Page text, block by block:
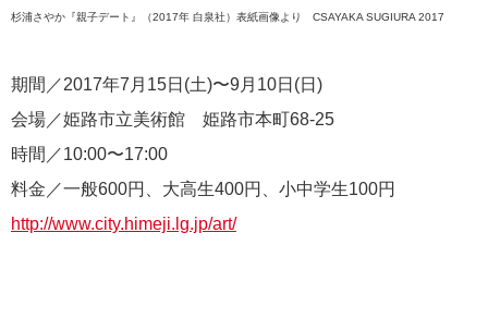
杉浦さやか『親子デート』（2017年 白泉社）表紙画像より CSAYAKA SUGIURA 2017
期間／2017年7月15日(土)〜9月10日(日)
会場／姫路市立美術館 姫路市本町68-25
時間／10:00〜17:00
料金／一般600円、大高生400円、小中学生100円
http://www.city.himeji.lg.jp/art/